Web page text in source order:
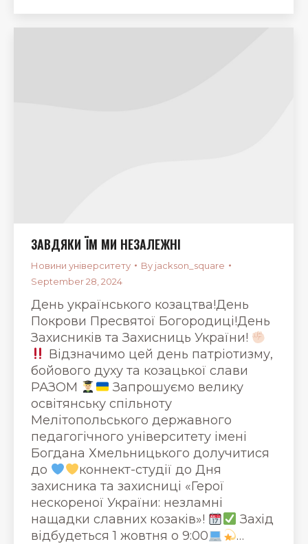
ЗАВДЯКИ ЇМ МИ НЕЗАЛЕЖНІ
Новини університету By jackson_square
September 28, 2024
День українського козацтва!День
Покрови Пресвятої Богородиці!День
Захисників та Захисниць України!
Відзначимо цей день патріотизму,
бойового духу та козацької слави
РАЗОМ
Запрошуємо велику
освітянську спільноту
Мелітопольського державного
педагогічного університету імені
Богдана Хмельницького долучитися
до
коннект-студії до Дня
захисника та захисниці «Герої
нескореної України: незламні
нащадки славних козаків»!
Захід
відбудеться 1 жовтня о 9:00
…